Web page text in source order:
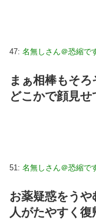
47: 名無しさん＠恐縮で
まぁ相棒もそ
どこかで顔見
51: 名無しさん＠恐縮で
お薬疑惑をう
人がたやすく